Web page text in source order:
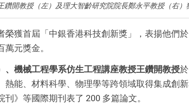
開教授（左）及理大智齡研究院院長鄭永平教授（右）
榮獲首屆「中銀香港科技創新獎」，表揚他們
元獎金。
、機械工程學系仿生工程講座教授王鑽開教授
能、材料科學、物理學等跨領域取得集成創
刊》等國際期刊表了 200 多篇論文。